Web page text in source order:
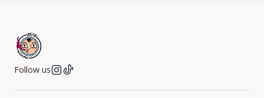
Follow us